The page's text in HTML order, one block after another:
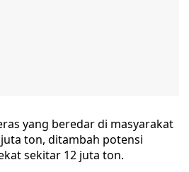
yang beredar di masyarakat
ton, ditambah potensi
sekitar 12 juta ton.